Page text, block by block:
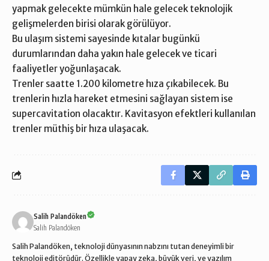
yapmak gelecekte mümkün hale gelecek teknolojik
gelişmelerden birisi olarak görülüyor.
Bu ulaşım sistemi sayesinde kıtalar bugünkü
durumlarından daha yakın hale gelecek ve ticari
faaliyetler yoğunlaşacak.
Trenler saatte 1.200 kilometre hıza çıkabilecek. Bu
trenlerin hızla hareket etmesini sağlayan sistem ise
supercavitation olacaktır. Kavitasyon efektleri kullanılan
trenler müthiş bir hıza ulaşacak.
Salih Palandöken
Salih Palandöken
Salih Palandöken, teknoloji dünyasının nabzını tutan deneyimli bir
teknoloji editörüdür. Özellikle yapay zeka, büyük veri, ve yazılım